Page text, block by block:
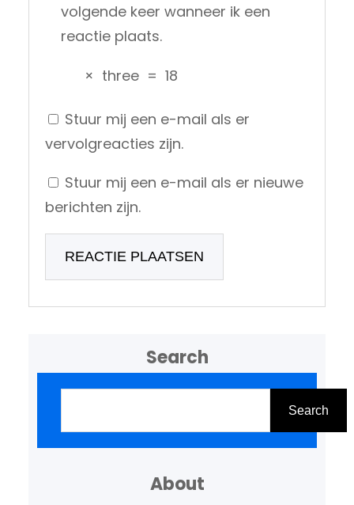
volgende keer wanneer ik een
reactie plaats.
× three = 18
Stuur mij een e-mail als er
vervolgreacties zijn.
Stuur mij een e-mail als er nieuwe
berichten zijn.
Search
Search
About